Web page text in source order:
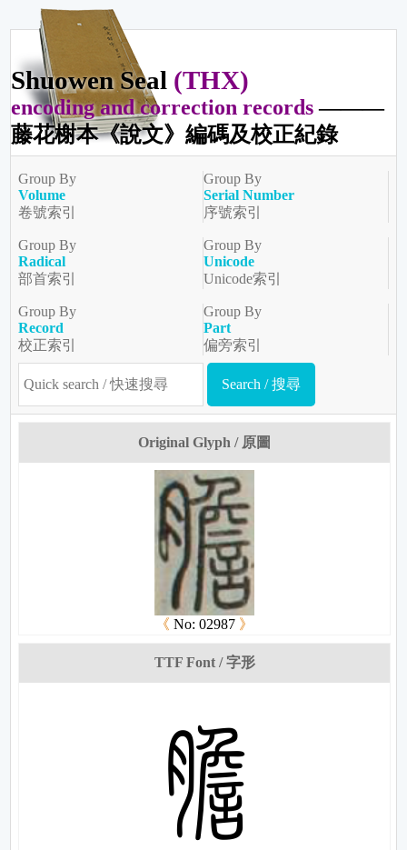
Shuowen Seal (THX)
encoding and correction records ———
藤花榭本《說文》編碼及校正紀錄
Group By
Volume
卷號索引
Group By
Serial Number
序號索引
Group By
Radical
部首索引
Group By
Unicode
Unicode索引
Group By
Record
校正索引
Group By
Part
偏旁索引
Original Glyph / 原圖
《 No: 02987 》
TTF Font / 字形
妢